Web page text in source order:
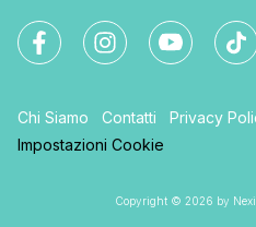
Chi Siamo Contatti Privacy
Impostazioni Cookie
Copyright © 2026 by